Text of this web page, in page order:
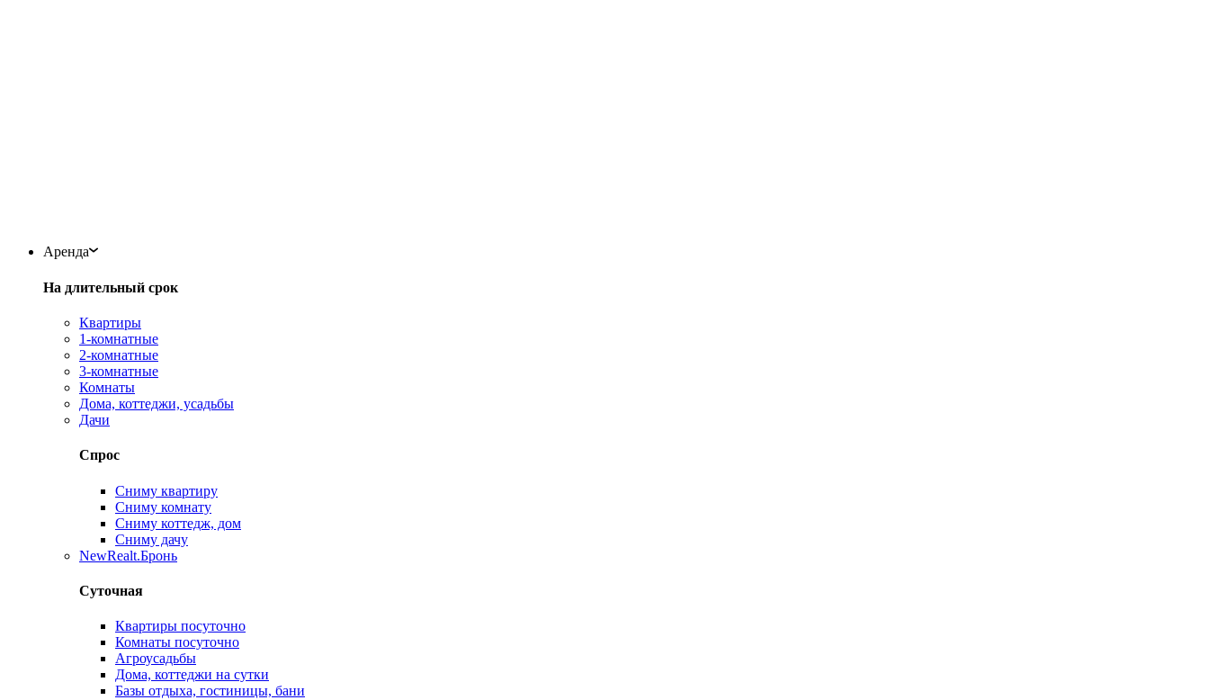
Аренда
На длительный срок
Квартиры
1-комнатные
2-комнатные
3-комнатные
Комнаты
Дома, коттеджи, усадьбы
Дачи
Спрос
Сниму квартиру
Сниму комнату
Сниму коттедж, дом
Сниму дачу
NewRealt.Бронь
Суточная
Квартиры посуточно
Комнаты посуточно
Агроусадьбы
Дома, коттеджи на сутки
Базы отдыха, гостиницы, бани